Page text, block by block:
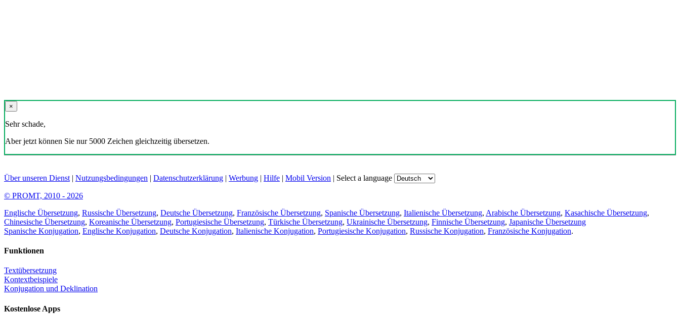
×
Sehr schade,
Aber jetzt können Sie nur 5000 Zeichen gleichzeitig übersetzen.
Über unseren Dienst | Nutzungsbedingungen | Datenschutzerklärung | Werbung | Hilfe | Mobil Version | Select a language
© PROMT, 2010 - 2026
Englische Übersetzung, Russische Übersetzung, Deutsche Übersetzung, Französische Übersetzung, Spanische Übersetzung, Italienische Übersetzung, Arabische Übersetzung, Kasachische Übersetzung,
Chinesische Übersetzung, Koreanische Übersetzung, Portugiesische Übersetzung, Türkische Übersetzung, Ukrainische Übersetzung, Finnische Übersetzung, Japanische Übersetzung
Spanische Konjugation, Englische Konjugation, Deutsche Konjugation, Italienische Konjugation, Portugiesische Konjugation, Russische Konjugation, Französische Konjugation.
Funktionen
Textübersetzung
Kontextbeispiele
Konjugation und Deklination
Kostenlose Apps